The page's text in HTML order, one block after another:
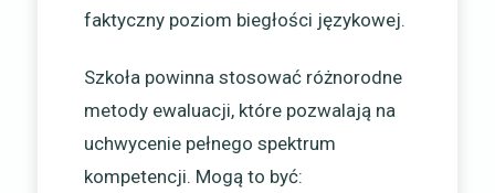
faktyczny poziom biegłości językowej.
Szkoła powinna stosować różnorodne
metody ewaluacji, które pozwalają na
uchwycenie pełnego spektrum
kompetencji. Mogą to być: